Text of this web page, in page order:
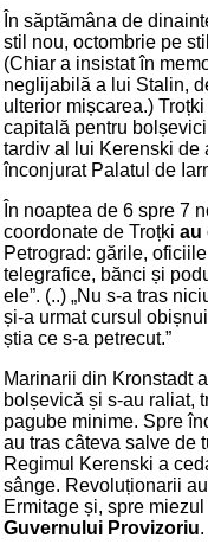
În săptămâna de
stil nou, octombrie pe
(Chiar a insistat în
neglijabilă a lui Stalin,
ulterior mișcarea.)
capitală pentru
tardiv al lui Kerenski de
înconjurat Palatul de
În noaptea de 6 spre 7
coordonate de Troțki au
Petrograd: gările,
telegrafice, bănci și
ele”. (..) „Nu s-a tras
și-a urmat cursul
știa ce s-a petrecut.”
Marinarii din Kronstadt
bolșevică și s-au raliat,
pagube minime. Spre
au tras câteva salve de
Regimul Kerenski a
sânge. Revoluționarii
Ermitage și, spre
Guvernului Provizoriu